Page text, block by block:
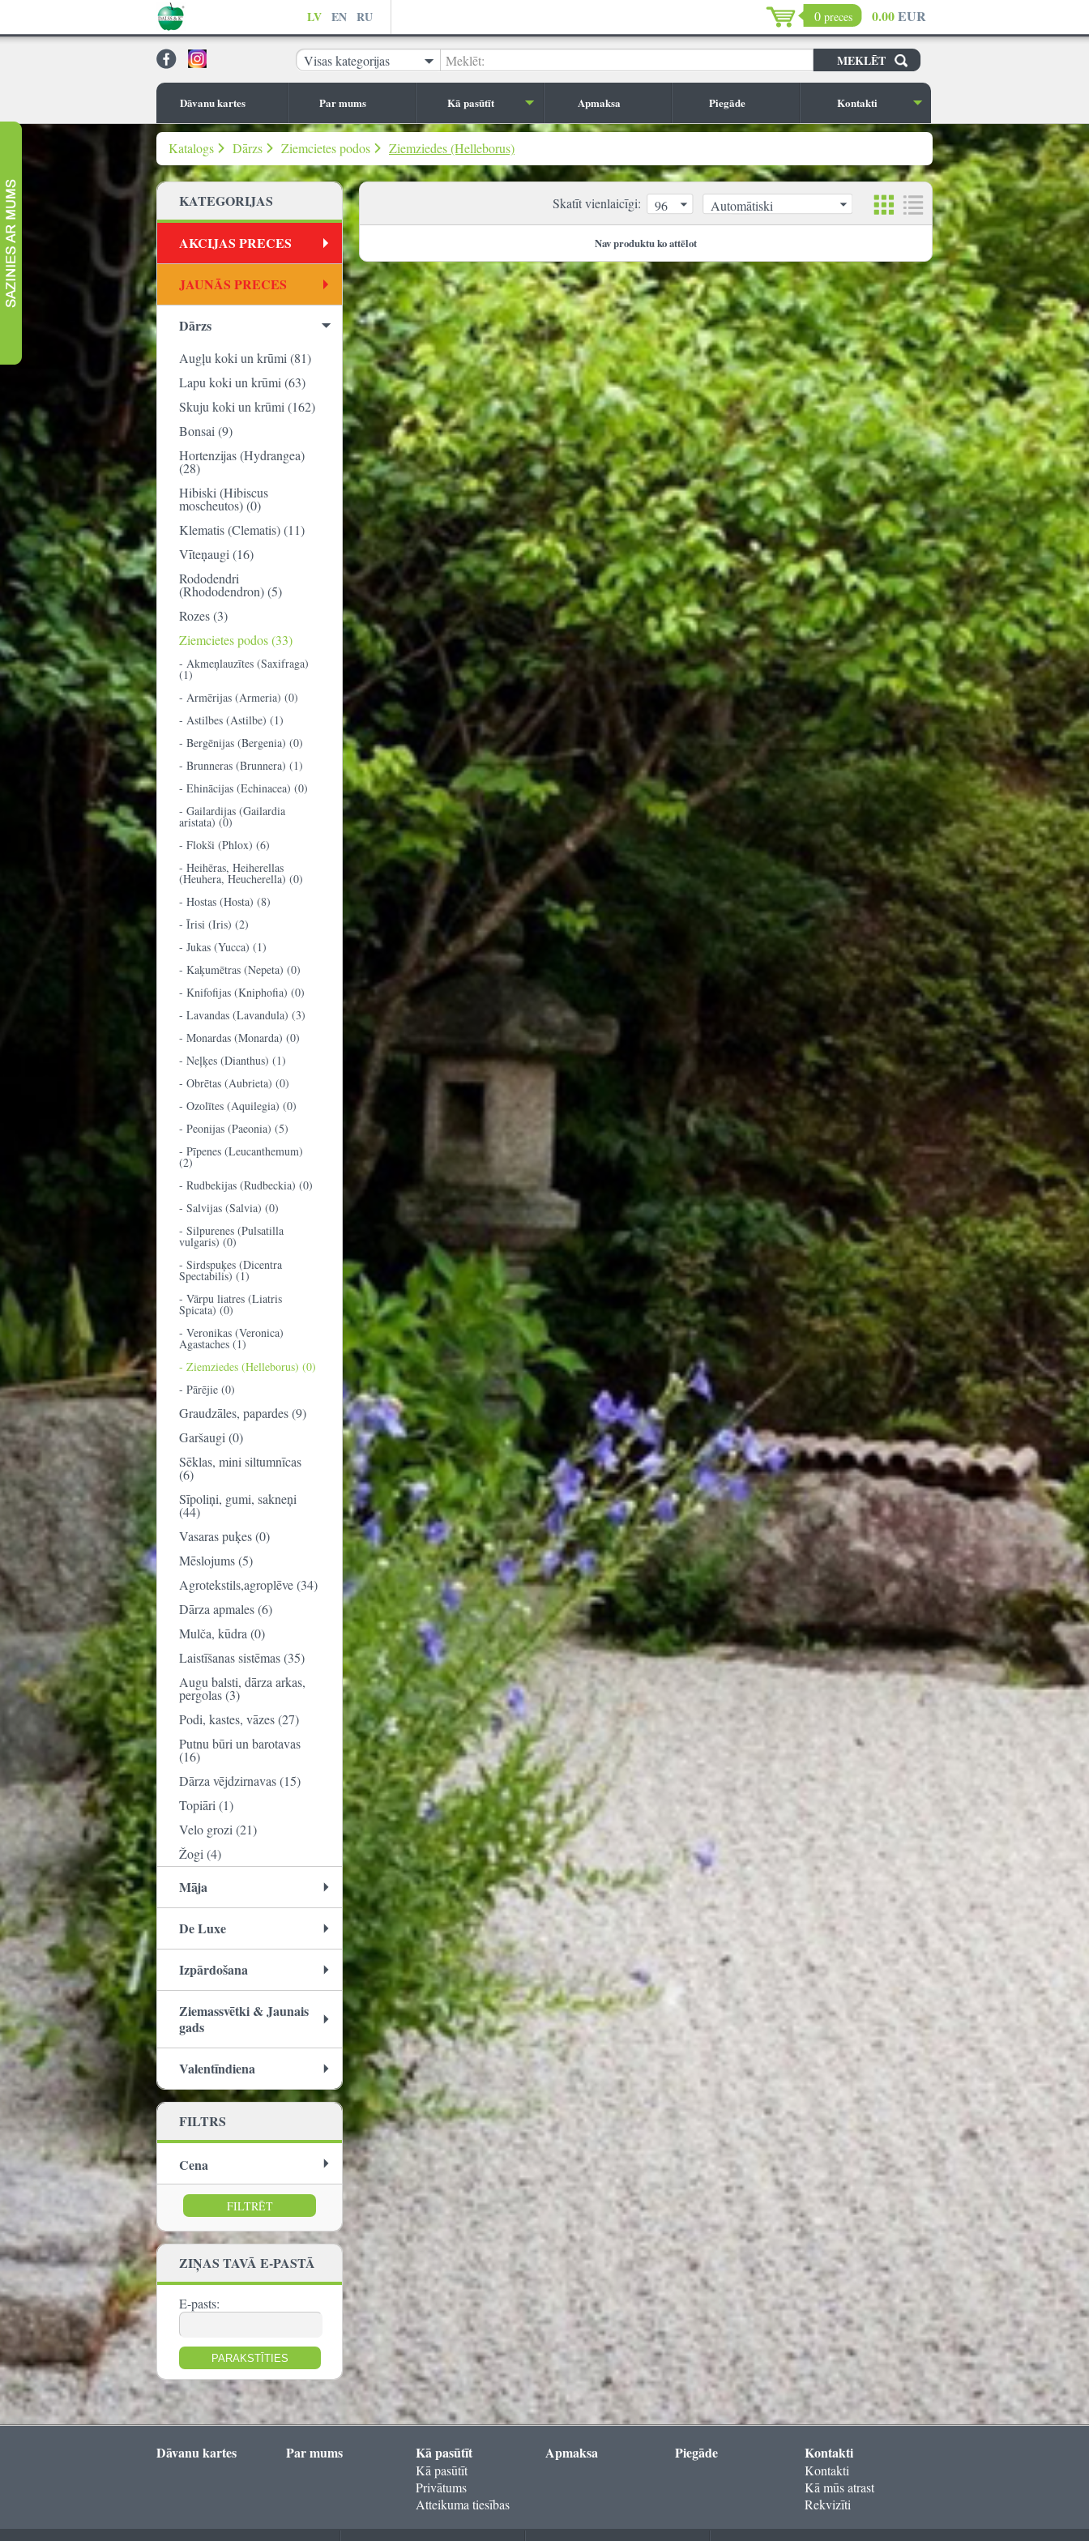
LV EN RU 0 preces 0.00EUR
Visas kategorijas Meklēt:
Dāvanu kartes Par mums Kā pasūtīt Apmaksa Piegāde Kontakti
Katalogs Dārzs Ziemcietes podos Ziemziedes (Helleborus)
KATEGORIJAS
AKCIJAS PRECES
JAUNĀS PRECES
Dārzs
Augļu koki un krūmi (81)
Lapu koki un krūmi (63)
Skuju koki un krūmi (162)
Bonsai (9)
Hortenzijas (Hydrangea)
(28)
Hibiski (Hibiscus
moscheutos) (0)
Klematis (Clematis) (11)
Vīteņaugi (16)
Rododendri
(Rhododendron) (5)
Rozes (3)
Ziemcietes podos (33)
- Akmeņlauzītes (Saxifraga)
(1)
- Armērijas (Armeria) (0)
- Astilbes (Astilbe) (1)
- Bergēnijas (Bergenia) (0)
- Brunneras (Brunnera) (1)
- Ehinācijas (Echinacea) (0)
- Gailardijas (Gailardia
aristata) (0)
- Flokši (Phlox) (6)
- Heihēras, Heiherellas
(Heuhera, Heucherella) (0)
- Hostas (Hosta) (8)
- Īrisi (Iris) (2)
- Jukas (Yucca) (1)
- Kaķumētras (Nepeta) (0)
- Knifofijas (Kniphofia) (0)
- Lavandas (Lavandula) (3)
- Monardas (Monarda) (0)
- Neļķes (Dianthus) (1)
- Obrētas (Aubrieta) (0)
- Ozolītes (Aquilegia) (0)
- Peonijas (Paeonia) (5)
- Pīpenes (Leucanthemum)
(2)
- Rudbekijas (Rudbeckia) (0)
- Salvijas (Salvia) (0)
- Silpurenes (Pulsatilla
vulgaris) (0)
- Sirdspuķes (Dicentra
Spectabilis) (1)
- Vārpu liatres (Liatris
Spicata) (0)
- Veronikas (Veronica)
Agastaches (1)
- Ziemziedes (Helleborus) (0)
- Pārējie (0)
Graudzāles, papardes (9)
Garšaugi (0)
Sēklas, mini siltumnīcas
(6)
Sīpoliņi, gumi, sakneņi
(44)
Vasaras puķes (0)
Mēslojums (5)
Agrotekstils,agroplēve (34)
Dārza apmales (6)
Mulča, kūdra (0)
Laistīšanas sistēmas (35)
Augu balsti, dārza arkas,
pergolas (3)
Podi, kastes, vāzes (27)
Putnu būri un barotavas
(16)
Dārza vējdzirnavas (15)
Topiāri (1)
Velo grozi (21)
Žogi (4)
Māja
De Luxe
Izpārdošana
Ziemassvētki & Jaunais
gads
Valentīndiena
FILTRS
Cena
no: līdz:
ZIŅAS TAVĀ E-PASTĀ
E-pasts:
Skatīt vienlaicīgi: 96 Automātiski
Nav produktu ko attēlot
Dāvanu kartes Par mums Kā pasūtīt
Kā pasūtīt
Privātums
Atteikuma tiesības
Apmaksa Piegāde Kontakti
Kontakti
Kā mūs atrast
Rekvizīti